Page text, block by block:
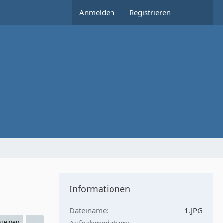
Anmelden Registrieren
Informationen
Dateiname
1.JPG